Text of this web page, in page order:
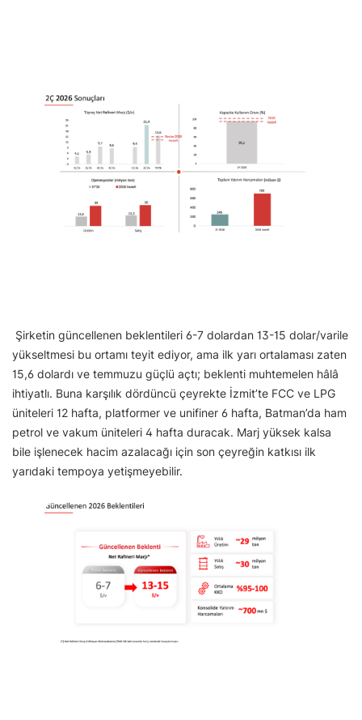
Şirketin güncellenen beklentileri 6-7 dolardan 13-15 dolar/varile
yükseltmesi bu ortamı teyit ediyor, ama ilk yarı ortalaması zaten
15,6 dolardı ve temmuzu güçlü açtı; beklenti muhtemelen hâlâ
ihtiyatlı. Buna karşılık dördüncü çeyrekte İzmit’te FCC ve LPG
üniteleri 12 hafta, platformer ve unifiner 6 hafta, Batman’da ham
petrol ve vakum üniteleri 4 hafta duracak. Marj yüksek kalsa
bile işlenecek hacim azalacağı için son çeyreğin katkısı ilk
yarıdaki tempoya yetişmeyebilir.